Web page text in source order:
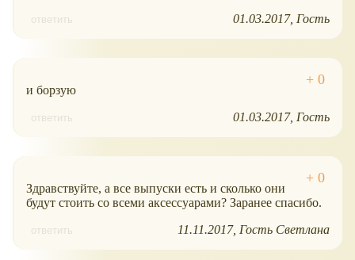
ответить 01.03.2017 Гость
и борзую
ответить 01.03.2017 Гость
Здравствуйте, а все выпуски есть и сколько они
будут стоить со всеми аксессуарами? Заранее спасибо.
ответить 11.11.2017 Гость Светлана